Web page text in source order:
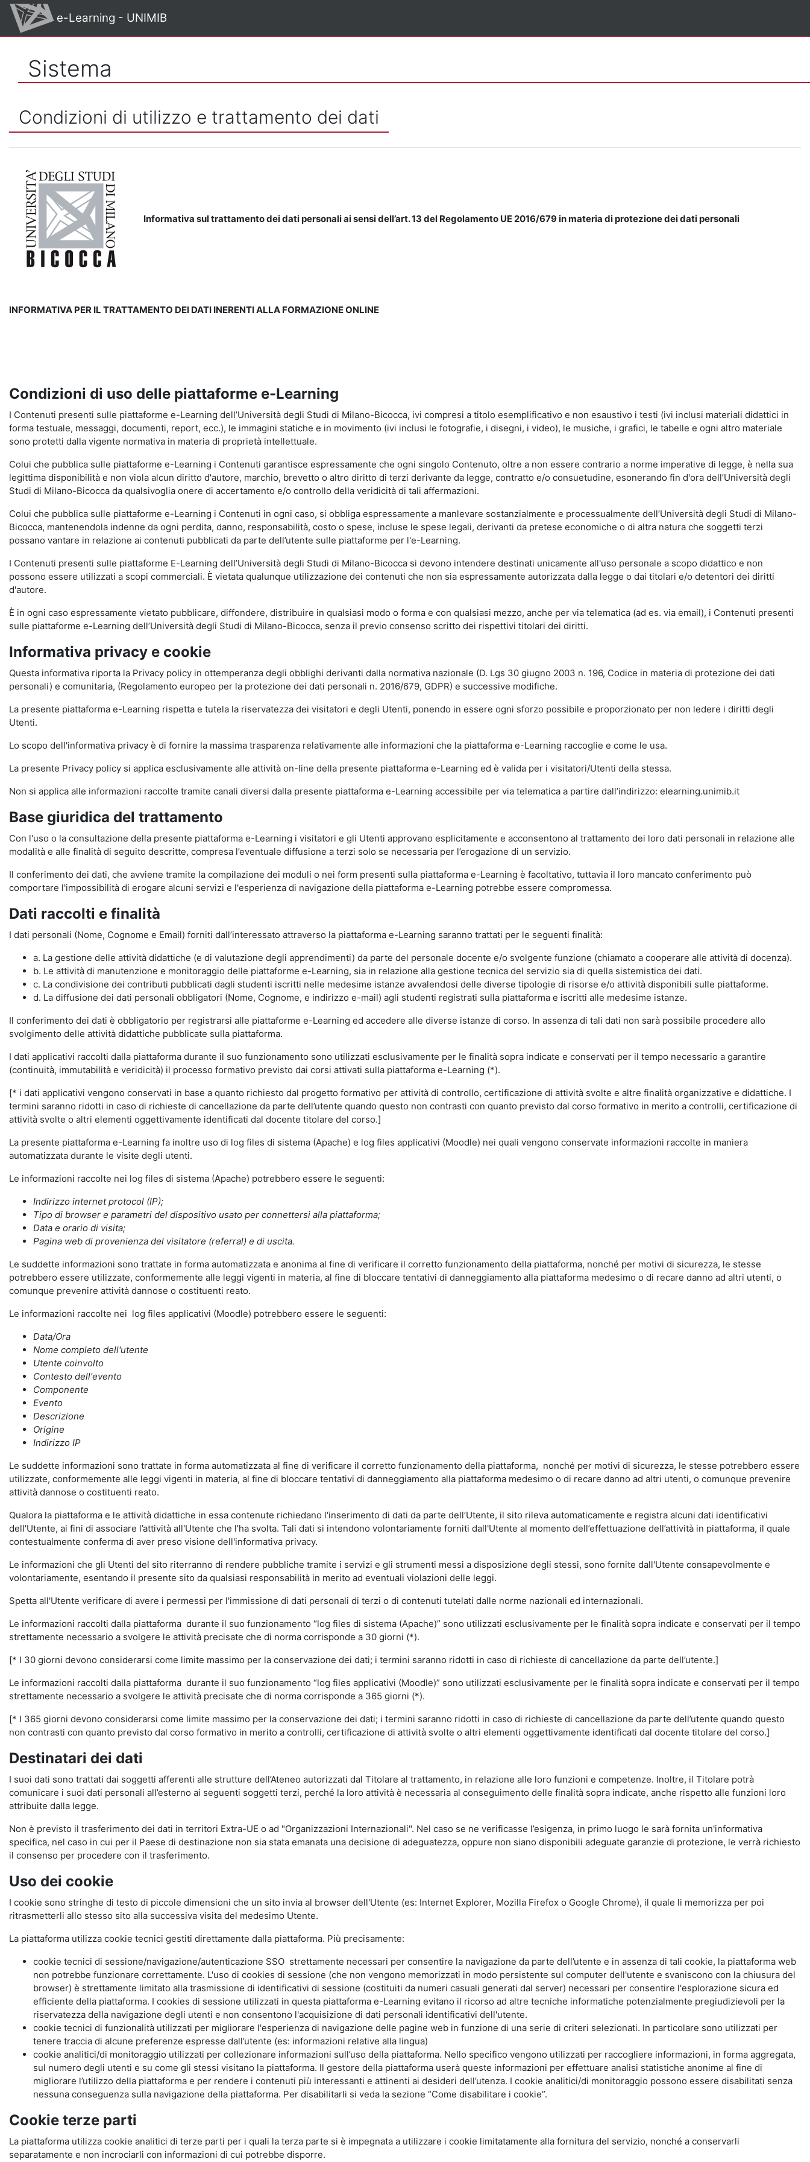
Vai al contenuto principale
e-Learning - UNIMIB
Sistema
Condizioni di utilizzo e trattamento dei dati
Informativa sul trattamento dei dati personali ai sensi dell’art. 13 del Regolamento UE 2016/679 in materia di protezione dei dati personali
INFORMATIVA PER IL TRATTAMENTO DEI DATI INERENTI ALLA FORMAZIONE ONLINE
Condizioni di uso delle piattaforme e-Learning
I Contenuti presenti sulle piattaforme e-Learning dell’Università degli Studi di Milano-Bicocca, ivi compresi a titolo esemplificativo e non esaustivo i testi (ivi inclusi materiali didattici in
forma testuale, messaggi, documenti, report, ecc.), le immagini statiche e in movimento (ivi inclusi le fotografie, i disegni, i video), le musiche, i grafici, le tabelle e ogni altro materiale
sono protetti dalla vigente normativa in materia di proprietà intellettuale.
Colui che pubblica sulle piattaforme e-Learning i Contenuti garantisce espressamente che ogni singolo Contenuto, oltre a non essere contrario a norme imperative di legge, è nella sua
legittima disponibilità e non viola alcun diritto d'autore, marchio, brevetto o altro diritto di terzi derivante da legge, contratto e/o consuetudine, esonerando fin d'ora dell’Università degli
Studi di Milano-Bicocca da qualsivoglia onere di accertamento e/o controllo della veridicità di tali affermazioni.
Colui che pubblica sulle piattaforme e-Learning i Contenuti in ogni caso, si obbliga espressamente a manlevare sostanzialmente e processualmente dell’Università degli Studi di Milano-
Bicocca, mantenendola indenne da ogni perdita, danno, responsabilità, costo o spese, incluse le spese legali, derivanti da pretese economiche o di altra natura che soggetti terzi
possano vantare in relazione ai contenuti pubblicati da parte dell’utente sulle piattaforme per l'e-Learning.
I Contenuti presenti sulle piattaforme E-Learning dell’Università degli Studi di Milano-Bicocca si devono intendere destinati unicamente all'uso personale a scopo didattico e non
possono essere utilizzati a scopi commerciali. È vietata qualunque utilizzazione dei contenuti che non sia espressamente autorizzata dalla legge o dai titolari e/o detentori dei diritti
d'autore.
È in ogni caso espressamente vietato pubblicare, diffondere, distribuire in qualsiasi modo o forma e con qualsiasi mezzo, anche per via telematica (ad es. via email), i Contenuti presenti
sulle piattaforme e-Learning dell’Università degli Studi di Milano-Bicocca, senza il previo consenso scritto dei rispettivi titolari dei diritti.
Informativa privacy e cookie
Questa informativa riporta la Privacy policy in ottemperanza degli obblighi derivanti dalla normativa nazionale (D. Lgs 30 giugno 2003 n. 196, Codice in materia di protezione dei dati
personali) e comunitaria, (Regolamento europeo per la protezione dei dati personali n. 2016/679, GDPR) e successive modifiche.
La presente piattaforma e-Learning rispetta e tutela la riservatezza dei visitatori e degli Utenti, ponendo in essere ogni sforzo possibile e proporzionato per non ledere i diritti degli
Utenti.
Lo scopo dell'informativa privacy è di fornire la massima trasparenza relativamente alle informazioni che la piattaforma e-Learning raccoglie e come le usa.
La presente Privacy policy si applica esclusivamente alle attività on-line della presente piattaforma e-Learning ed è valida per i visitatori/Utenti della stessa.
Non si applica alle informazioni raccolte tramite canali diversi dalla presente piattaforma e-Learning accessibile per via telematica a partire dall’indirizzo: elearning.unimib.it
Base giuridica del trattamento
Con l'uso o la consultazione della presente piattaforma e-Learning i visitatori e gli Utenti approvano esplicitamente e acconsentono al trattamento dei loro dati personali in relazione alle
modalità e alle finalità di seguito descritte, compresa l’eventuale diffusione a terzi solo se necessaria per l’erogazione di un servizio.
Il conferimento dei dati, che avviene tramite la compilazione dei moduli o nei form presenti sulla piattaforma e-Learning è facoltativo, tuttavia il loro mancato conferimento può
comportare l'impossibilità di erogare alcuni servizi e l'esperienza di navigazione della piattaforma e-Learning potrebbe essere compromessa.
Dati raccolti e finalità
I dati personali (Nome, Cognome e Email) forniti dall’interessato attraverso la piattaforma e-Learning saranno trattati per le seguenti finalità:
a. La gestione delle attività didattiche (e di valutazione degli apprendimenti) da parte del personale docente e/o svolgente funzione (chiamato a cooperare alle attività di docenza).
b. Le attività di manutenzione e monitoraggio delle piattaforme e-Learning, sia in relazione alla gestione tecnica del servizio sia di quella sistemistica dei dati.
c. La condivisione dei contributi pubblicati dagli studenti iscritti nelle medesime istanze avvalendosi delle diverse tipologie di risorse e/o attività disponibili sulle piattaforme.
d. La diffusione dei dati personali obbligatori (Nome, Cognome, e indirizzo e-mail) agli studenti registrati sulla piattaforma e iscritti alle medesime istanze.
Il conferimento dei dati è obbligatorio per registrarsi alle piattaforme e-Learning ed accedere alle diverse istanze di corso. In assenza di tali dati non sarà possibile procedere allo
svolgimento delle attività didattiche pubblicate sulla piattaforma.
I dati applicativi raccolti dalla piattaforma durante il suo funzionamento sono utilizzati esclusivamente per le finalità sopra indicate e conservati per il tempo necessario a garantire
(continuità, immutabilità e veridicità) il processo formativo previsto dai corsi attivati sulla piattaforma e-Learning (*).
[* i dati applicativi vengono conservati in base a quanto richiesto dal progetto formativo per attività di controllo, certificazione di attività svolte e altre finalità organizzative e didattiche. I
termini saranno ridotti in caso di richieste di cancellazione da parte dell’utente quando questo non contrasti con quanto previsto dal corso formativo in merito a controlli, certificazione di
attività svolte o altri elementi oggettivamente identificati dal docente titolare del corso.]
La presente piattaforma e-Learning fa inoltre uso di log files di sistema (Apache) e log files applicativi (Moodle) nei quali vengono conservate informazioni raccolte in maniera
automatizzata durante le visite degli utenti.
Le informazioni raccolte nei log files di sistema (Apache) potrebbero essere le seguenti:
Indirizzo internet protocol (IP);
Tipo di browser e parametri del dispositivo usato per connettersi alla piattaforma;
Data e orario di visita;
Pagina web di provenienza del visitatore (referral) e di uscita.
Le suddette informazioni sono trattate in forma automatizzata e anonima al fine di verificare il corretto funzionamento della piattaforma, nonché per motivi di sicurezza, le stesse
potrebbero essere utilizzate, conformemente alle leggi vigenti in materia, al fine di bloccare tentativi di danneggiamento alla piattaforma medesimo o di recare danno ad altri utenti, o
comunque prevenire attività dannose o costituenti reato.
Le informazioni raccolte nei log files applicativi (Moodle) potrebbero essere le seguenti:
Data/Ora
Nome completo dell'utente
Utente coinvolto
Contesto dell'evento
Componente
Evento
Descrizione
Origine
Indirizzo IP
Le suddette informazioni sono trattate in forma automatizzata al fine di verificare il corretto funzionamento della piattaforma, nonché per motivi di sicurezza, le stesse potrebbero essere
utilizzate, conformemente alle leggi vigenti in materia, al fine di bloccare tentativi di danneggiamento alla piattaforma medesimo o di recare danno ad altri utenti, o comunque prevenire
attività dannose o costituenti reato.
Qualora la piattaforma e le attività didattiche in essa contenute richiedano l'inserimento di dati da parte dell’Utente, il sito rileva automaticamente e registra alcuni dati identificativi
dell'Utente, ai fini di associare l’attività all'Utente che l’ha svolta. Tali dati si intendono volontariamente forniti dall'Utente al momento dell’effettuazione dell’attività in piattaforma, il quale
contestualmente conferma di aver preso visione dell'informativa privacy.
Le informazioni che gli Utenti del sito riterranno di rendere pubbliche tramite i servizi e gli strumenti messi a disposizione degli stessi, sono fornite dall'Utente consapevolmente e
volontariamente, esentando il presente sito da qualsiasi responsabilità in merito ad eventuali violazioni delle leggi.
Spetta all'Utente verificare di avere i permessi per l'immissione di dati personali di terzi o di contenuti tutelati dalle norme nazionali ed internazionali.
Le informazioni raccolti dalla piattaforma durante il suo funzionamento “log files di sistema (Apache)” sono utilizzati esclusivamente per le finalità sopra indicate e conservati per il tempo
strettamente necessario a svolgere le attività precisate che di norma corrisponde a 30 giorni (*).
[* I 30 giorni devono considerarsi come limite massimo per la conservazione dei dati; i termini saranno ridotti in caso di richieste di cancellazione da parte dell’utente.]
Le informazioni raccolti dalla piattaforma durante il suo funzionamento “log files applicativi (Moodle)” sono utilizzati esclusivamente per le finalità sopra indicate e conservati per il tempo
strettamente necessario a svolgere le attività precisate che di norma corrisponde a 365 giorni (*).
[* I 365 giorni devono considerarsi come limite massimo per la conservazione dei dati; i termini saranno ridotti in caso di richieste di cancellazione da parte dell’utente quando questo
non contrasti con quanto previsto dal corso formativo in merito a controlli, certificazione di attività svolte o altri elementi oggettivamente identificati dal docente titolare del corso.]
Destinatari dei dati
I suoi dati sono trattati dai soggetti afferenti alle strutture dell’Ateneo autorizzati dal Titolare al trattamento, in relazione alle loro funzioni e competenze. Inoltre, il Titolare potrà
comunicare i suoi dati personali all’esterno ai seguenti soggetti terzi, perché la loro attività è necessaria al conseguimento delle finalità sopra indicate, anche rispetto alle funzioni loro
attribuite dalla legge.
Non è previsto il trasferimento dei dati in territori Extra-UE o ad "Organizzazioni Internazionali". Nel caso se ne verificasse l’esigenza, in primo luogo le sarà fornita un'informativa
specifica, nel caso in cui per il Paese di destinazione non sia stata emanata una decisione di adeguatezza, oppure non siano disponibili adeguate garanzie di protezione, le verrà richiesto
il consenso per procedere con il trasferimento.
Uso dei cookie
I cookie sono stringhe di testo di piccole dimensioni che un sito invia al browser dell'Utente (es: Internet Explorer, Mozilla Firefox o Google Chrome), il quale li memorizza per poi
ritrasmetterli allo stesso sito alla successiva visita del medesimo Utente.
La piattaforma utilizza cookie tecnici gestiti direttamente dalla piattaforma. Più precisamente:
cookie tecnici di sessione/navigazione/autenticazione SSO strettamente necessari per consentire la navigazione da parte dell’utente e in assenza di tali cookie, la piattaforma web
non potrebbe funzionare correttamente. L'uso di cookies di sessione (che non vengono memorizzati in modo persistente sul computer dell'utente e svaniscono con la chiusura del
browser) è strettamente limitato alla trasmissione di identificativi di sessione (costituiti da numeri casuali generati dal server) necessari per consentire l'esplorazione sicura ed
efficiente della piattaforma. I cookies di sessione utilizzati in questa piattaforma e-Learning evitano il ricorso ad altre tecniche informatiche potenzialmente pregiudizievoli per la
riservatezza della navigazione degli utenti e non consentono l'acquisizione di dati personali identificativi dell'utente.
cookie tecnici di funzionalità utilizzati per migliorare l'esperienza di navigazione delle pagine web in funzione di una serie di criteri selezionati. In particolare sono utilizzati per
tenere traccia di alcune preferenze espresse dall’utente (es: informazioni relative alla lingua)
cookie analitici/di monitoraggio utilizzati per collezionare informazioni sull’uso della piattaforma. Nello specifico vengono utilizzati per raccogliere informazioni, in forma aggregata,
sul numero degli utenti e su come gli stessi visitano la piattaforma. Il gestore della piattaforma userà queste informazioni per effettuare analisi statistiche anonime al fine di
migliorare l’utilizzo della piattaforma e per rendere i contenuti più interessanti e attinenti ai desideri dell’utenza. I cookie analitici/di monitoraggio possono essere disabilitati senza
nessuna conseguenza sulla navigazione della piattaforma. Per disabilitarli si veda la sezione “Come disabilitare i cookie”.
Cookie terze parti
La piattaforma utilizza cookie analitici di terze parti per i quali la terza parte si è impegnata a utilizzare i cookie limitatamente alla fornitura del servizio, nonché a conservarli
separatamente e non incrociarli con informazioni di cui potrebbe disporre.